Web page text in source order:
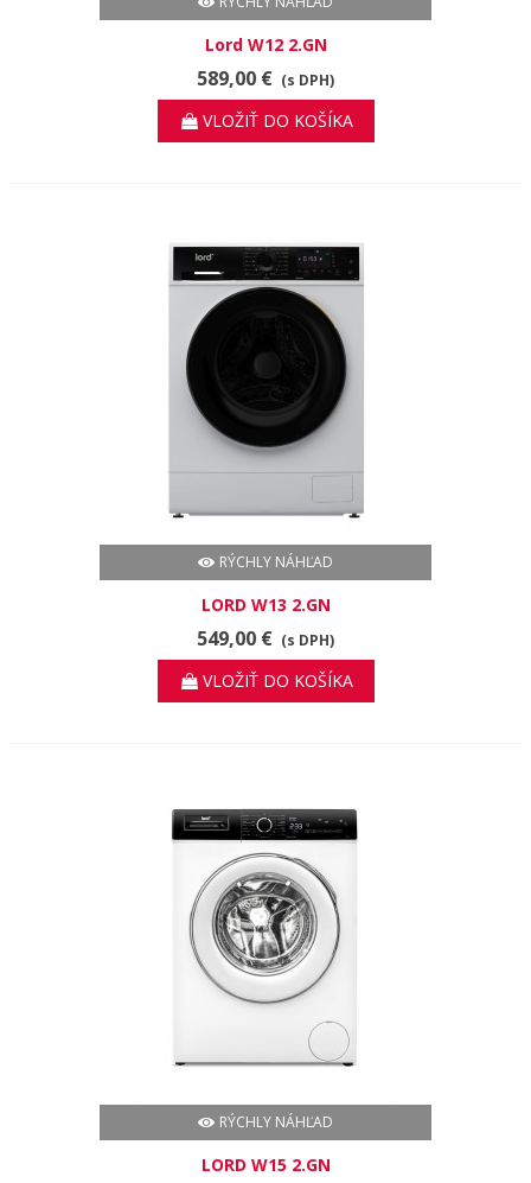
Lord W12 2.GN
589,00 € (s DPH)
VLOŽIŤ DO KOŠÍKA
RÝCHLY NÁHĽAD
LORD W13 2.GN
549,00 € (s DPH)
VLOŽIŤ DO KOŠÍKA
RÝCHLY NÁHĽAD
LORD W15 2.GN